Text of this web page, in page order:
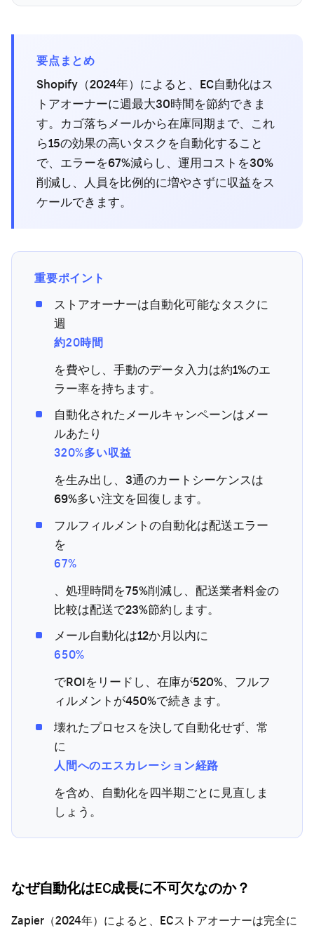
要点まとめ
Shopify（2024年）によると、EC自動化はス
トアオーナーに週最大30時間を節約できま
す。カゴ落ちメールから在庫同期まで、これ
ら15の効果の高いタスクを自動化すること
で、エラーを67%減らし、運用コストを30%
削減し、人員を比例的に増やさずに収益をス
ケールできます。
重要ポイント
ストアオーナーは自動化可能なタスクに
週
約20時間
を費やし、手動のデータ入力は約1%のエ
ラー率を持ちます。
自動化されたメールキャンペーンはメー
ルあたり
320%多い収益
を生み出し、3通のカートシーケンスは
69%多い注文を回復します。
フルフィルメントの自動化は配送エラー
を
67%
、処理時間を75%削減し、配送業者料金の
比較は配送で23%節約します。
メール自動化は12か月以内に
650%
でROIをリードし、在庫が520%、フルフ
ィルメントが450%で続きます。
壊れたプロセスを決して自動化せず、常
に
人間へのエスカレーション経路
を含め、自動化を四半期ごとに見直しま
しょう。
なぜ自動化はEC成長に不可欠なのか？
Zapier（2024年）によると、ECストアオーナーは完全に